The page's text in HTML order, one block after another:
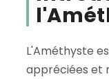
L'Améthyste
appréciées et